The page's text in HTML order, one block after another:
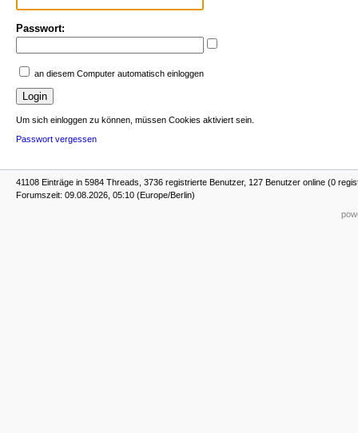
Passwort:
an diesem Computer automatisch einloggen
Um sich einloggen zu können, müssen Cookies aktiviert sein.
Passwort vergessen
41108 Einträge in 5984 Threads, 3736 registrierte Benutzer, 127 Benutzer online (0
Forumszeit: 09.08.2026, 05:10 (Europe/Berlin)